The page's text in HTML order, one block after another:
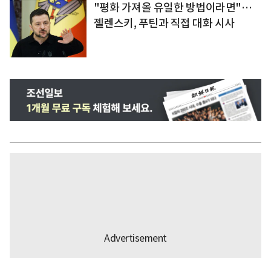
"평화 가져올 유일한 방법이라면"…
젤렌스키, 푸틴과 직접 대화 시사